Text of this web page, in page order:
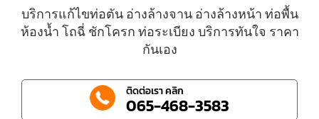
บริการแก้ไขท่อตัน อ่างล้างจาน อ่างล้างหน้า ท่อพื้น
ห้องน้ำ โถฉี่ ชักโครก ท่อระเบียง บริการทันใจ ราคา
กันเอง
ติดต่อเรา คลิก
065-468-3583